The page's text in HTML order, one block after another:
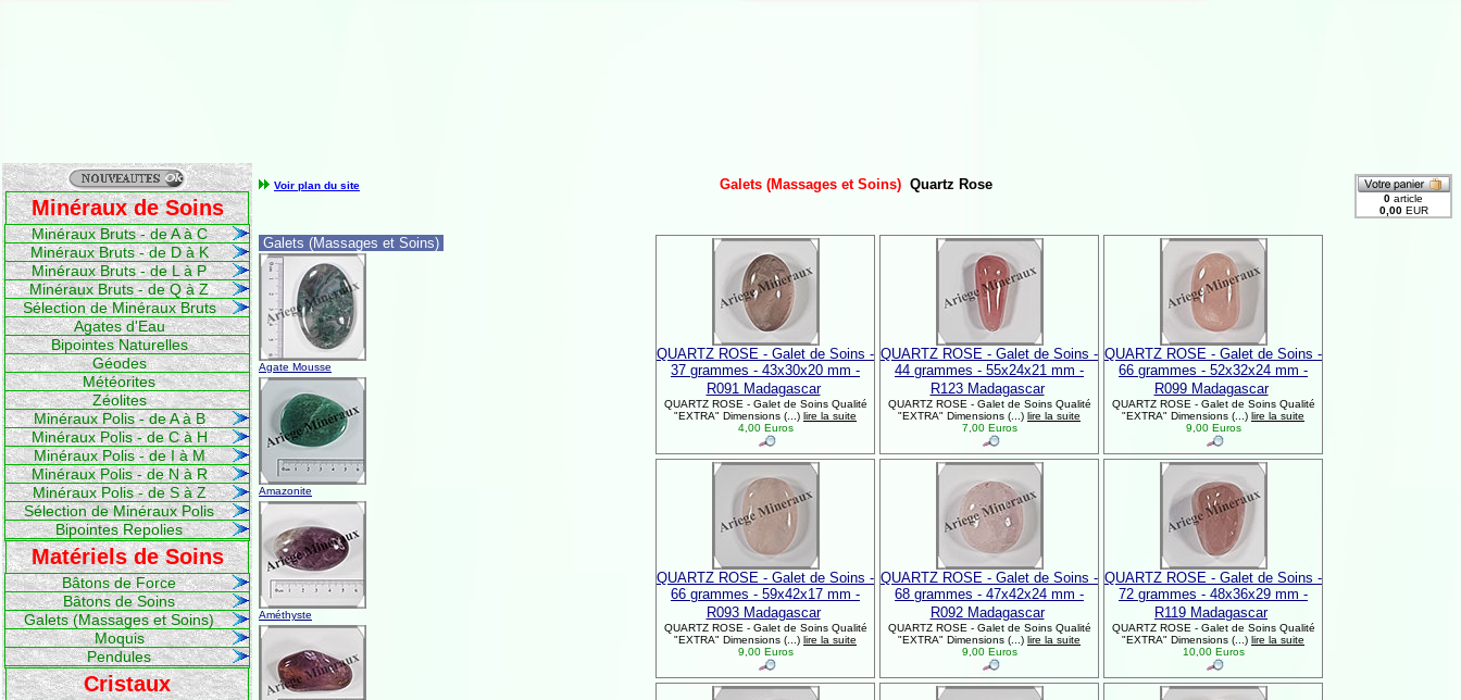
Minéraux de Soins
Minéraux Bruts - de A à C
Minéraux Bruts - de D à K
Minéraux Bruts - de L à P
Minéraux Bruts - de Q à Z
Sélection de Minéraux Bruts
Agates d'Eau
Bipointes Naturelles
Géodes
Météorites
Zéolites
Minéraux Polis - de A à B
Minéraux Polis - de C à H
Minéraux Polis - de I à M
Minéraux Polis - de N à R
Minéraux Polis - de S à Z
Sélection de Minéraux Polis
Bipointes Repolies
Matériels de Soins
Bâtons de Force
Bâtons de Soins
Galets (Massages et Soins)
Moquis
Pendules
Cristaux
Voir plan du site Galets (Massages et Soins) Quartz Rose
Galets (Massages et Soins)
Agate Mousse
Amazonite
Améthyste
QUARTZ ROSE - Galet de Soins -
37 grammes - 43x30x20 mm -
R091 Madagascar
QUARTZ ROSE - Galet de Soins Qualité
"EXTRA" Dimensions (...) lire la suite
4,00 Euros
QUARTZ ROSE - Galet de Soins -
44 grammes - 55x24x21 mm -
R123 Madagascar
QUARTZ ROSE - Galet de Soins Qualité
"EXTRA" Dimensions (...) lire la suite
7,00 Euros
QUARTZ ROSE - Galet de Soins -
66 grammes - 52x32x24 mm -
R099 Madagascar
QUARTZ ROSE - Galet de Soins Qualité
"EXTRA" Dimensions (...) lire la suite
9,00 Euros
QUARTZ ROSE - Galet de Soins -
66 grammes - 59x42x17 mm -
R093 Madagascar
QUARTZ ROSE - Galet de Soins Qualité
"EXTRA" Dimensions (...) lire la suite
9,00 Euros
QUARTZ ROSE - Galet de Soins -
68 grammes - 47x42x24 mm -
R092 Madagascar
QUARTZ ROSE - Galet de Soins Qualité
"EXTRA" Dimensions (...) lire la suite
9,00 Euros
QUARTZ ROSE - Galet de Soins -
72 grammes - 48x36x29 mm -
R119 Madagascar
QUARTZ ROSE - Galet de Soins Qualité
"EXTRA" Dimensions (...) lire la suite
10,00 Euros